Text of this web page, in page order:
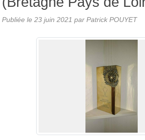
Publiée le 23 juin 2021 par Patrick POUYET